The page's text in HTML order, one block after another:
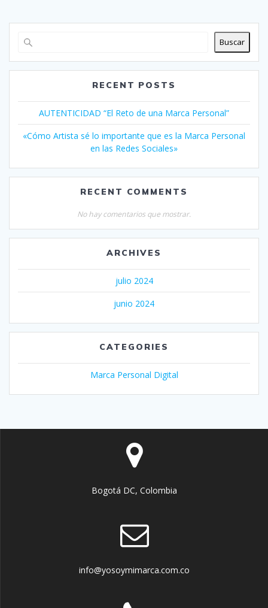
Buscar
RECENT POSTS
AUTENTICIDAD “El Reto de una Marca Personal”
«Cómo Artista sé lo importante que es la Marca Personal
en las Redes Sociales»
RECENT COMMENTS
No hay comentarios que mostrar.
ARCHIVES
julio 2024
junio 2024
CATEGORIES
Marca Personal Digital
Bogotá DC, Colombia
info@yosoymimarca.com.co